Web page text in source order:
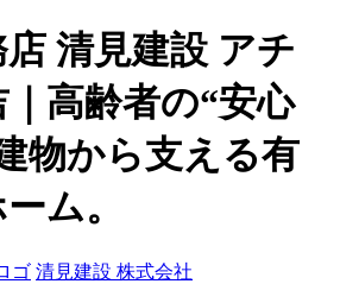
清見建設 アチ
高齢者の“安心
物から支える有
ム。
清見建設 株式会社